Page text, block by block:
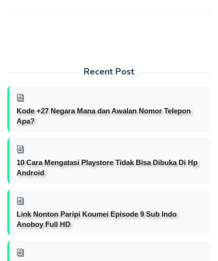
Recent Post
Kode +27 Negara Mana dan Awalan Nomor Telepon
Apa?
10 Cara Mengatasi Playstore Tidak Bisa Dibuka Di Hp
Android
Link Nonton Paripi Koumei Episode 9 Sub Indo
Anoboy Full HD